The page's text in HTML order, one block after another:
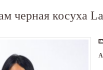
черная косуха